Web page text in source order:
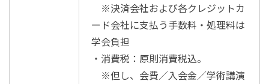
※決済会社および各クレジットカ
ード会社に支払う手数料・処理料は
学会負担
・消費税：原則消費税込。
※但し、会費／入会金／学術講演